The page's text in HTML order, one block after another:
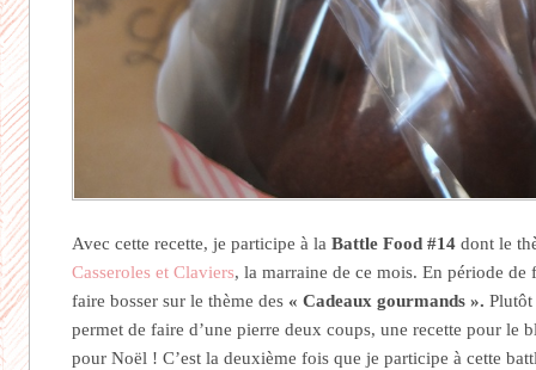
Avec cette recette, je participe à laBattle Food #14 dont le
Casseroles et Claviers, la marraine de ce mois. En période de
faire bosser sur le thème des « Cadeaux gourmands ». Plutôt
permet de faire d’une pierre deux coups, une recette pour le
pour Noël ! C’est la deuxième fois que je participe à cette